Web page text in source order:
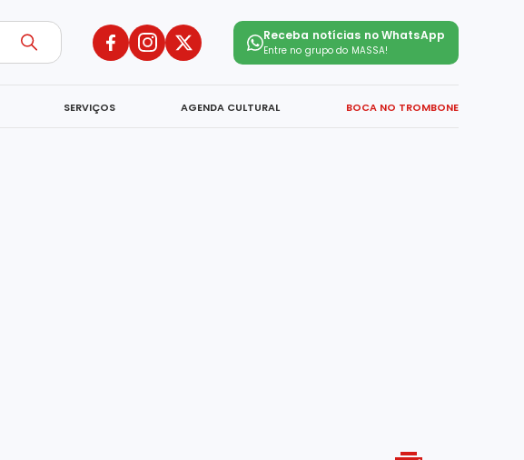
Receba notícias no WhatsApp
Entre no grupo do MASSA!
SERVIÇOS AGENDA CULTURAL BOCA NO TROMBONE